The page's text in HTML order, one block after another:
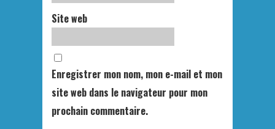
Site web
Enregistrer mon nom, mon e-mail et mon
site web dans le navigateur pour mon
prochain commentaire.